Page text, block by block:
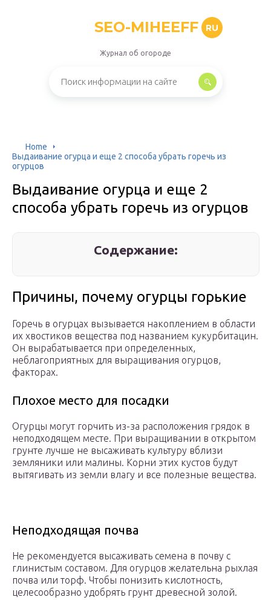
SEO-MIHEEFF RU
Журнал об огороде
Home
Выдаивание огурца и еще 2 способа убрать горечь из
огурцов
Выдаивание огурца и еще 2
способа убрать горечь из огурцов
Содержание:
Причины, почему огурцы горькие
Горечь в огурцах вызывается накоплением в области
их хвостиков вещества под названием кукурбитацин.
Он вырабатывается при определенных,
неблагоприятных для выращивания огурцов,
факторах.
Плохое место для посадки
Огурцы могут горчить из-за расположения грядок в
неподходящем месте. При выращивании в открытом
грунте лучше не высаживать культуру вблизи
земляники или малины. Корни этих кустов будут
вытягивать из земли влагу и все полезные вещества.
Неподходящая почва
Не рекомендуется высаживать семена в почву с
глинистым составом. Для огурцов желательна рыхлая
почва или торф. Чтобы понизить кислотность,
целесообразно удобрять грунт древесной золой.